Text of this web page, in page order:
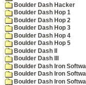
Boulder Dash Hacker
Boulder Dash Hop 1
Boulder Dash Hop 2
Boulder Dash Hop 3
Boulder Dash Hop 4
Boulder Dash Hop 5
Boulder Dash II
Boulder Dash III
Boulder Dash Iron
Boulder Dash Iron
Boulder Dash Iron